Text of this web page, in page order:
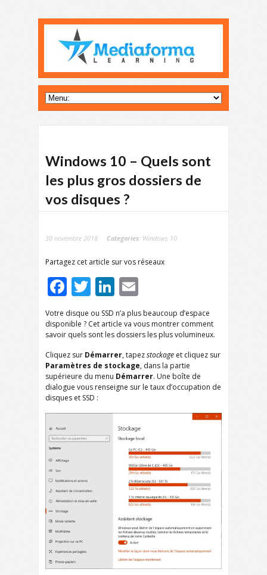
Windows 10 – Quels sont
les plus gros dossiers de
vos disques ?
30 novembre 2018 Categories: Windows 10
Partagez cet article sur vos réseaux
Facebook
TwitterLinkedIn
Votre disque ou SSD n’a plus beaucoup d’espace
disponible ? Cet article va vous montrer comment
savoir quels sont les dossiers les plus volumineux.
Cliquez sur Démarrer, tapezstockage et cliquez sur
Paramètres de stockage, dans la partie
supérieure du menu Démarrer. Une boîte de
dialogue vous renseigne sur le taux d’occupation de
disques et SSD :